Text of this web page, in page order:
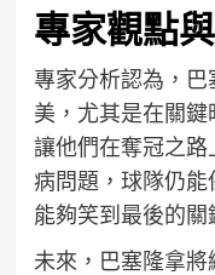
專家觀點
專家分析認為，
美，尤其是在關鍵
讓他們在奪冠之
病問題，球隊仍
能夠笑到最後的關
未來，巴塞隆拿將